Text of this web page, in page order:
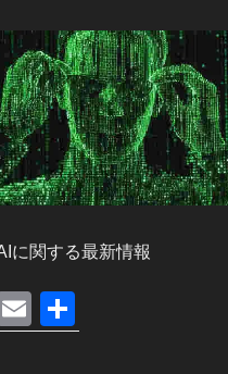
に関する最新情報
M
E
m 有